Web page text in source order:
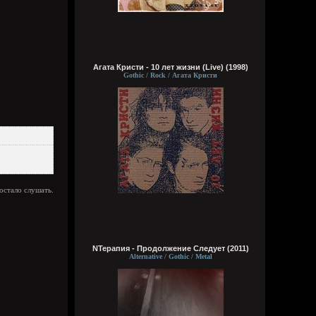
слушать.
делах. панки просто бомбы
Кукуня
6 августа 2026
Цитата: Wirtuozik
ещё и вместо мозга вставили мощный
компьют
ты хотел сказать в место, где должен
быть мозг
6 августа 2026
А если бы мне ещё и вместо мозга
вставили мощный компьют, то ч бы еще и
Агата Кристи - 10 лет жизни (Live) (1998)
Gothic / Rock / Агата Кристи
NТерапия - Продолжение Следует (2011)
Alternative / Gothic / Metal